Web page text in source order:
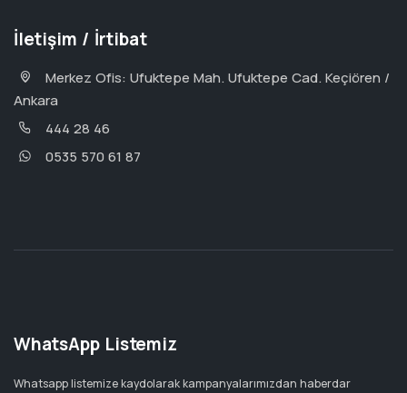
İletişim / İrtibat
Merkez Ofis: Ufuktepe Mah. Ufuktepe Cad. Keçiören /
Ankara
444 28 46
0535 570 61 87
WhatsApp Listemiz
Whatsapp listemize kaydolarak kampanyalarımızdan haberdar